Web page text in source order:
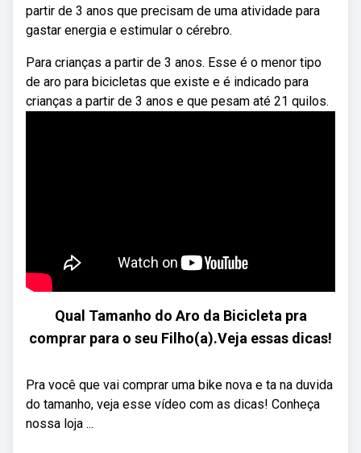
partir de 3 anos que precisam de uma atividade para
gastar energia e estimular o cérebro.
Para crianças a partir de 3 anos. Esse é o menor tipo
de aro para bicicletas que existe e é indicado para
crianças a partir de 3 anos e que pesam até 21 quilos.
Qual Tamanho do Aro da Bicicleta pra
comprar para o seu Filho(a).Veja essas dicas!
Pra você que vai comprar uma bike nova e ta na duvida
do tamanho, veja esse vídeo com as dicas! Conheça
nossa loja ...